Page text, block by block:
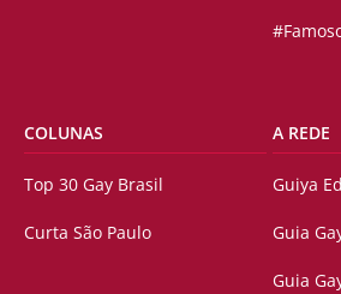
COLUNAS
Top 30 Gay Brasil
Curta São Paulo
A REDE
Guiya
Guia
Guia